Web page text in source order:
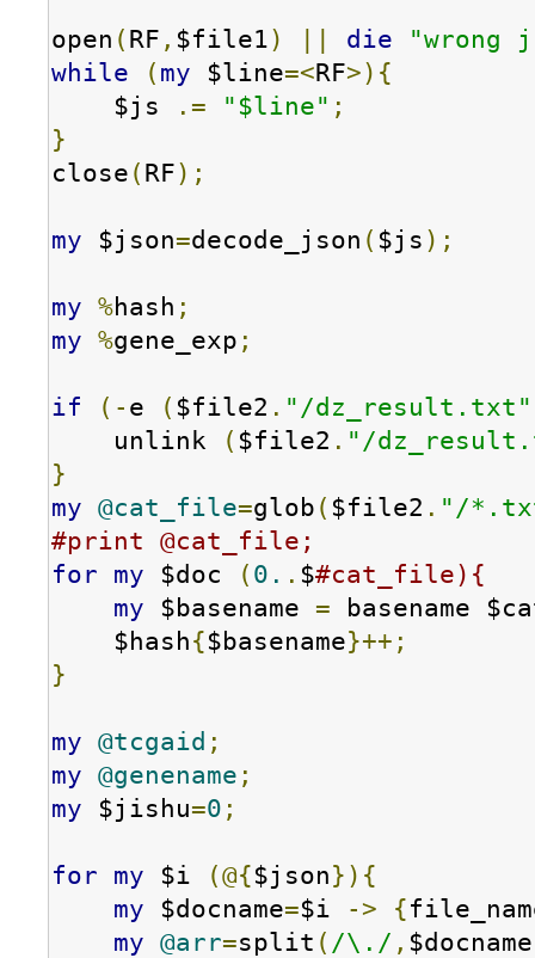
open ( RF , $file1) die
"wrong
while
( my $line=<RF>){
    $js
.= "$line" ;
}
close ( RF);
my $json=decode_json ( $js );
my %hash ;
my %gene_exp ;
if (- e ( $file2 . "/dz_result.txt"
    unlink
( $file2 . "/
}
my @cat_file=glob ( $file2 . "/
#print @cat_file;
for
my $doc ( 0. . $#cat_file){
my $basename = basename
    $hash
{$basename}++;
}
my @tcgaid ;
my @genename ;
my $jishu=0 ;
for my $i (@{$json}){
my $docname=$i -> {
my @arr=split ( /\./ , $docname